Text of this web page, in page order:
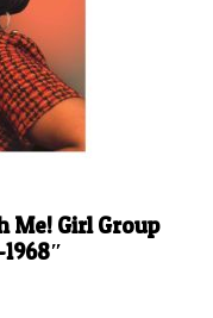
Me! Girl Group